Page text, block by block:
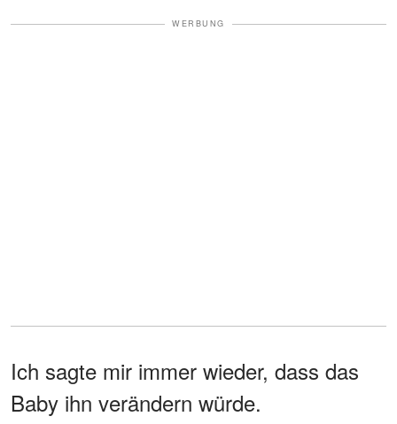
WERBUNG
Ich sagte mir immer wieder, dass das
Baby ihn verändern würde.